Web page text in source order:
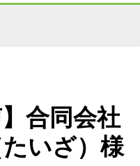
合同会社
いざ）様